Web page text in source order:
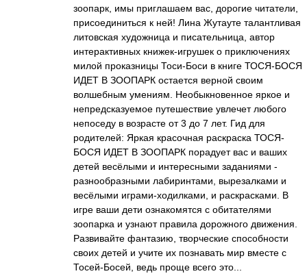
зоопарк, имы приглашаем вас, дорогие читатели,
присоединиться к ней! Лина Жутауте талантливая
литовская художница и писательница, автор
интерактивных книжек-игрушек о приключениях
милой проказницы Тоси-Боси в книге ТОСЯ-БОСЯ
ИДЕТ В ЗООПАРК остается верной своим
волшебным умениям. Необыкновенное яркое и
непредсказуемое путешествие увлечет любого
непоседу в возрасте от 3 до 7 лет. Гид для
родителей: Яркая красочная раскраска ТОСЯ-
БОСЯ ИДЕТ В ЗООПАРК порадует вас и ваших
детей весёлыми и интересными заданиями -
разнообразными лабиринтами, вырезалками и
весёлыми играми-ходилками, и раскрасками. В
игре ваши дети ознакомятся с обитателями
зоопарка и узнают правила дорожного движения.
Развивайте фантазию, творческие способности
своих детей и учите их познавать мир вместе с
Тосей-Босей, ведь проще всего это...